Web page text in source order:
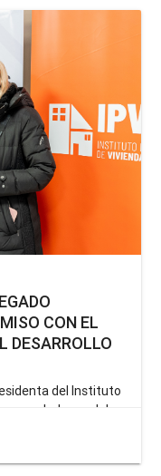
CON EL
DESARROLLO
del Instituto
un balance del
la operatoria
Gustavo